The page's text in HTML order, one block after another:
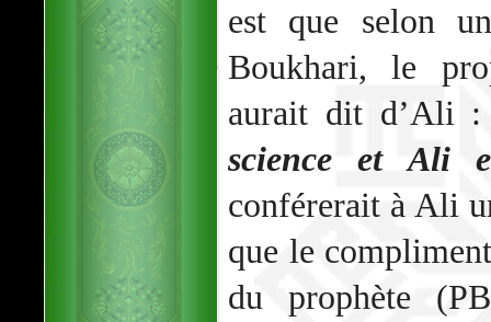
est que selon
Boukhari, le
aurait dit d’Ali
science et Ali
conférerait à Ali
que le
du prophète